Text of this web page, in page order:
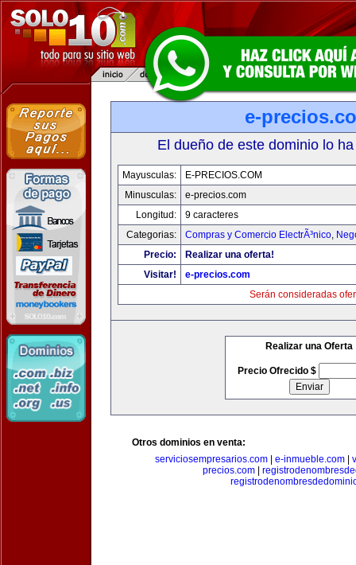
e-
El dueño de este dominio lo
Mayusculas:
E-PRECIOS.COM
Minusculas:
e-precios.com
Longitud:
9 caracteres
Categorias:
Compras y Comercio ElectrÃ³nico,
Precio:
Realizar una oferta!
Visitar!
e-precios.com
Serán consideradas
Realizar una Oferta
Precio Ofrecido $
Otros dominios en venta:
serviciosempresarios.com| e-inmueble.com|
precios.com